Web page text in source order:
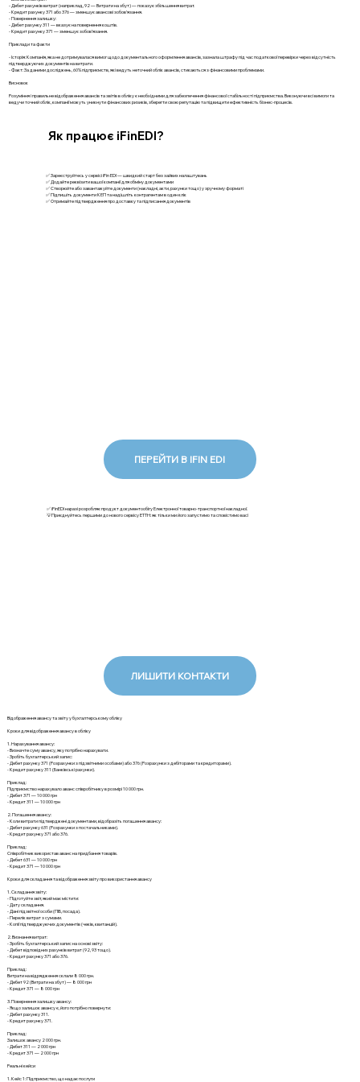
- Дебет рахунків витрат (наприклад, 92 — Витрати на збут) — показує збільшення витрат.
- Кредит рахунку 371 або 376 — зменшує авансові зобов'язання.
- Повернення залишку:
- Дебет рахунку 311 — вказує на повернення коштів.
- Кредит рахунку 371 — зменшує зобов’язання.
Приклади та факти
- Історія: Компанія, яка не дотримувалася вимог щодо документального оформлення авансів, зазнала штрафу під час податкової перевірки через відсутність
підтверджуючих документів на витрати.
- Факт: За даними досліджень, 60% підприємств, які ведуть неточний облік авансів, стикаються з фінансовими проблемами.
Висновок
Розуміння і правильне відображення авансів та звітів в обліку є необхідними для забезпечення фінансової стабільності підприємства. Виконуючи всі вимоги та
ведучи точний облік, компанії можуть уникнути фінансових ризиків, зберегти свою репутацію та підвищити ефективність бізнес-процесів.
✅ Зареєструйтесь у сервісі iFin EDI — швидкий старт без зайвих налаштувань
✅ Додайте реквізити вашої компанії для обміну документами
✅ Створюйте або завантажуйте документи (накладні, акти, рахунки тощо) у зручному форматі
✅ Підпишіть документи КЕП та надішліть контрагентам в один клік
✅ Отримайте підтвердження про доставку та підписання документів
ПЕРЕЙТИ В IFIN EDI
Як працює iFinEDI?
✅ iFinEDI наразі розробляє продукт документообігу Електронної товарно-транспортної накладної.
💡Приєднуйтесь першими до нового сервісу ЕТТН: як тільки ми його запустимо та сповістимо вас!
ЛИШИТИ КОНТАКТИ
Відображення авансу та звіту у бухгалтерському обліку
Кроки для відображення авансу в обліку
1. Нарахування авансу:
- Визначте суму авансу, яку потрібно нарахувати.
- Зробіть бухгалтерський запис:
- Дебет рахунку 371 (Розрахунки з підзвітними особами) або 376 (Розрахунки з дебіторами та кредиторами).
- Кредит рахунку 311 (Банківські рахунки).
Приклад:
Підприємство нарахувало аванс співробітнику в розмірі 10 000 грн.
- Дебет 371 — 10 000 грн
- Кредит 311 — 10 000 грн
2. Погашення авансу:
- Коли витрати підтверджені документами, відобразіть погашення авансу:
- Дебет рахунку 631 (Розрахунки з постачальниками).
- Кредит рахунку 371 або 376.
Приклад:
Співробітник використав аванс на придбання товарів.
- Дебет 631 — 10 000 грн
- Кредит 371 — 10 000 грн
Кроки для складання та відображення звіту про використання авансу
1. Складання звіту:
- Підготуйте звіт, який має містити:
- Дату складання.
- Дані підзвітної особи (ПІБ, посада).
- Перелік витрат з сумами.
- Копії підтверджуючих документів (чеків, квитанцій).
2. Визнання витрат:
- Зробіть бухгалтерський запис на основі звіту:
- Дебет відповідних рахунків витрат (92, 93 тощо).
- Кредит рахунку 371 або 376.
Приклад:
Витрати на відрядження склали 8 000 грн.
- Дебет 92 (Витрати на збут) — 8 000 грн
- Кредит 371 — 8 000 грн
3. Повернення залишку авансу:
- Якщо залишок авансу є, його потрібно повернути:
- Дебет рахунку 311.
- Кредит рахунку 371.
Приклад:
Залишок авансу 2 000 грн.
- Дебет 311 — 2 000 грн
- Кредит 371 — 2 000 грн
Реальні кейси
1. Кейс 1: Підприємство, що надає послуги